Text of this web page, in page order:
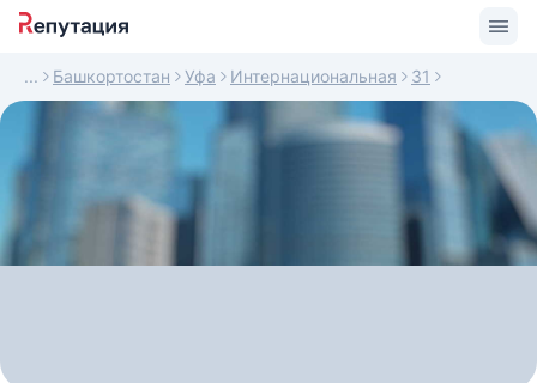
Башкортостан Уфа Интернациональная 31